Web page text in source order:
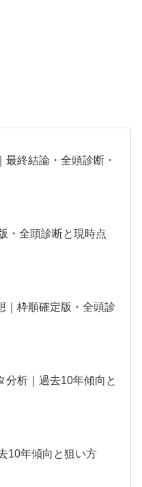
終結論・全頭診断・
・全頭診断と現時点
｜枠順確定版・全頭診
分析｜過去10年傾向と
10年傾向と狙い方